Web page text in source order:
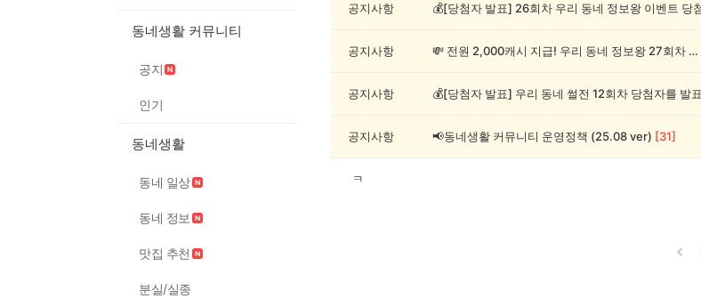
동네생활 커뮤니티
공지
인기
동네생활
동네 일상
동네 정보
맛집 추천
분실/실종
공지사항
공지사항 💸 전원 2,000캐시 지급! 우리 동네 정보왕 27회차 (~8/10)
공지사항
공지사항 📢동네생활 커뮤니티 운영정책 (25.08 ver) [31]
ㅋ